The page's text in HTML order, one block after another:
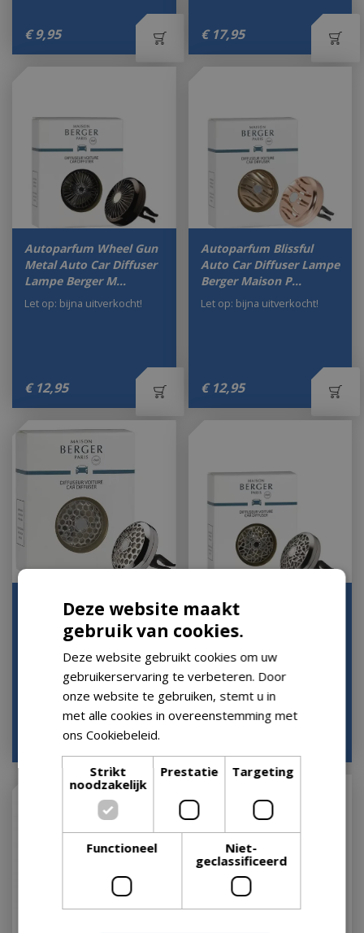
€ 9,95 € 17,95
Autoparfum Wheel Gun
Metal Auto Car Diffuser
Lampe Berger M…
€ 12,95
Let op: bijna uitverkocht!
Autoparfum Blissful
Auto Car Diffuser Lampe
Berger Maison P…
€ 12,95
Let op: bijna uitverkocht!
Autoparfum Honey
Comb Chrome Auto Car
Diffuser Lampe Berger…
95
Op voorraad
Autoparfum Nikkel Mat
Auto Car Diffuser Lampe
Berger Maison…
Houd mij op de hoogte
Deze website maakt
gebruik van cookies.
Deze website gebruikt cookies om uw
gebruikerservaring te verbeteren. Door
onze website te gebruiken, stemt u in
met alle cookies in overeenstemming met
ons Cookiebeleid.
Strikt
noodzakelijk
Prestatie Targeting
Functioneel
Niet-
geclassificeerd